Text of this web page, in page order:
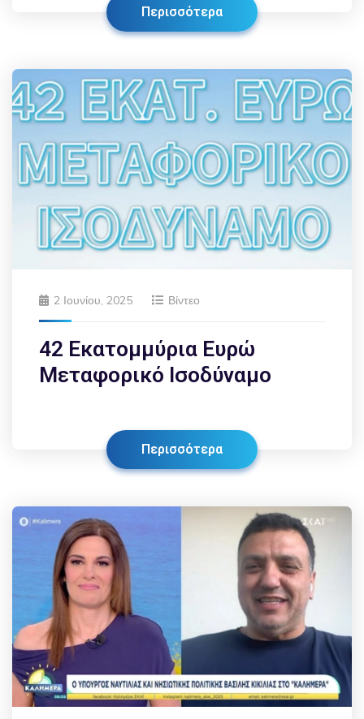
Περισσότερα
2 Ιουνίου, 2025 Βίντεο
42 Εκατομμύρια Ευρώ
Μεταφορικό Ισοδύναμο
Περισσότερα